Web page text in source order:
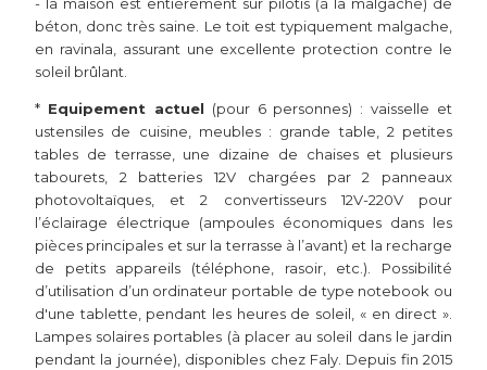
- la maison est entièrement sur pilotis (à la malgache) de
béton, donc très saine. Le toit est typiquement malgache,
en ravinala, assurant une excellente protection contre le
soleil brûlant.
* Equipement actuel (pour 6 personnes) : vaisselle et
ustensiles de cuisine, meubles : grande table, 2 petites
tables de terrasse, une dizaine de chaises et plusieurs
tabourets, 2 batteries 12V chargées par 2 panneaux
photovoltaïques, et 2 convertisseurs 12V-220V pour
l’éclairage électrique (ampoules économiques dans les
pièces principales et sur la terrasse à l’avant) et la recharge
de petits appareils (téléphone, rasoir, etc.). Possibilité
d’utilisation d’un ordinateur portable de type notebook ou
d'une tablette, pendant les heures de soleil, « en direct ».
Lampes solaires portables (à placer au soleil dans le jardin
pendant la journée), disponibles chez Faly. Depuis fin 2015